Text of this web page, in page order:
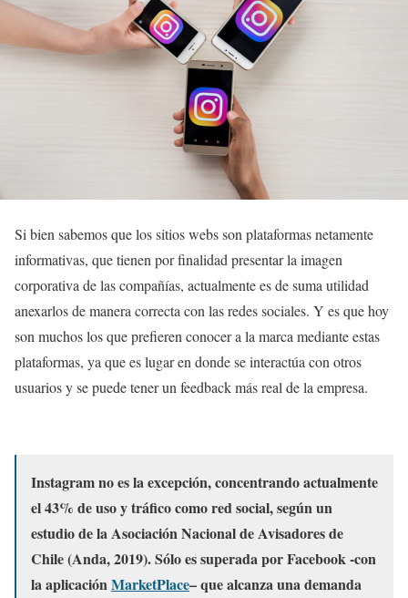
Si bien sabemos que los sitios webs son plataformas netamente
informativas, que tienen por finalidad presentar la imagen
corporativa de las compañías, actualmente es de suma utilidad
anexarlos de manera correcta con las redes sociales. Y es que hoy
son muchos los que prefieren conocer a la marca mediante estas
plataformas, ya que es lugar en donde se interactúa con otros
usuarios y se puede tener un feedback más real de la empresa.
Instagram no es la excepción, concentrando actualmente
el 43% de uso y tráfico como red social, según un
estudio de la Asociación Nacional de Avisadores de
Chile (Anda, 2019). Sólo es superada por Facebook -con
la aplicaciónMarketPlace– que alcanza una demanda